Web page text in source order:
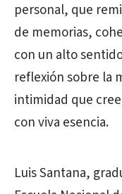
personal, que
de memorias,
con un alto
reflexión sobre la
intimidad que
con viva esencia.
Luis Santana,